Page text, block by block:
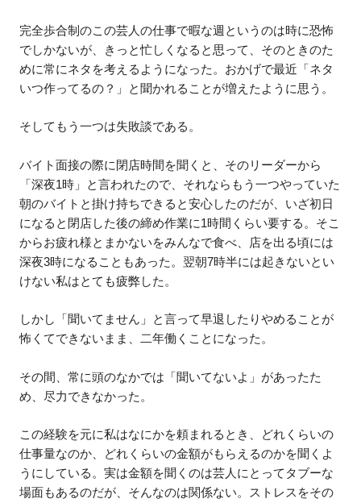
完全歩合制のこの芸人の仕事で暇な週というのは時に恐怖
でしかないが、きっと忙しくなると思って、そのときのた
めに常にネタを考えるようになった。おかげで最近「ネタ
いつ作ってるの？」と聞かれることが増えたように思う。
そしてもう一つは失敗談である。
バイト面接の際に閉店時間を聞くと、そのリーダーから
「深夜1時」と言われたので、それならもう一つやっていた
朝のバイトと掛け持ちできると安心したのだが、いざ初日
になると閉店した後の締め作業に1時間くらい要する。そこ
からお疲れ様とまかないをみんなで食べ、店を出る頃には
深夜3時になることもあった。翌朝7時半には起きないとい
けない私はとても疲弊した。
しかし「聞いてません」と言って早退したりやめることが
怖くてできないまま、二年働くことになった。
その間、常に頭のなかでは「聞いてないよ」があったた
め、尽力できなかった。
この経験を元に私はなにかを頼まれるとき、どれくらいの
仕事量なのか、どれくらいの金額がもらえるのかを聞くよ
うにしている。実は金額を聞くのは芸人にとってタブーな
場面もあるのだが、そんなのは関係ない。ストレスをその